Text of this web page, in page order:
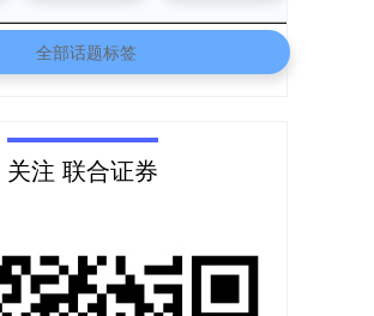
全部话题标签
关注 联合证券